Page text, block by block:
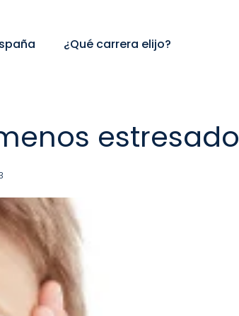
¿Qué carrera elijo?
estresado